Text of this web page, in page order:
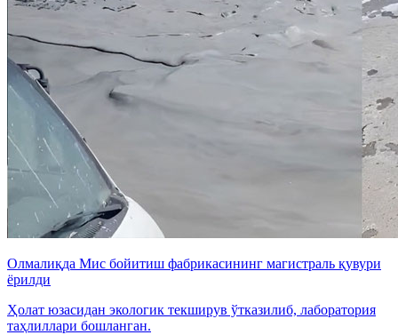
Олмалиқда Мис бойитиш фабрикасининг магистраль қувури
ёрилди
Ҳолат юзасидан экологик текширув ўтказилиб, лаборатория
таҳлиллари бошланган.